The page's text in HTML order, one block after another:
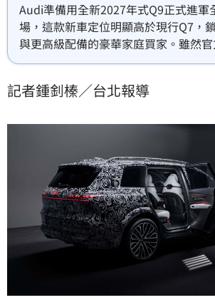
Audi準備用全新2027年式Q9正式進軍
場，這款新車定位明顯高於現行Q7，
與更高級配備的豪華家庭買家。雖然
外觀與動力資訊，但光是目前釋出的
記者鍾釗榛／台北報導